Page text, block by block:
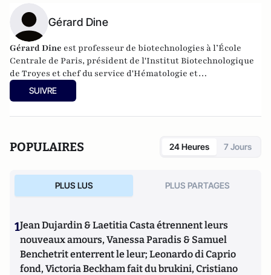
Gérard Dine
Gérard Dine est professeur de biotechnologies à l’École
Centrale de Paris, président de l'Institut Biotechnologique
de Troyes et chef du service d'Hématologie et
d'Immunologie de l'Hôpital des Hauts-Clos de Troyes.
SUIVRE
POPULAIRES 24 Heures 7 Jours
PLUS LUS PLUS PARTAGES
1Jean Dujardin & Laetitia Casta étrennent leurs
nouveaux amours, Vanessa Paradis & Samuel
Benchetrit enterrent le leur; Leonardo di Caprio
fond, Victoria Beckham fait du brukini, Cristiano